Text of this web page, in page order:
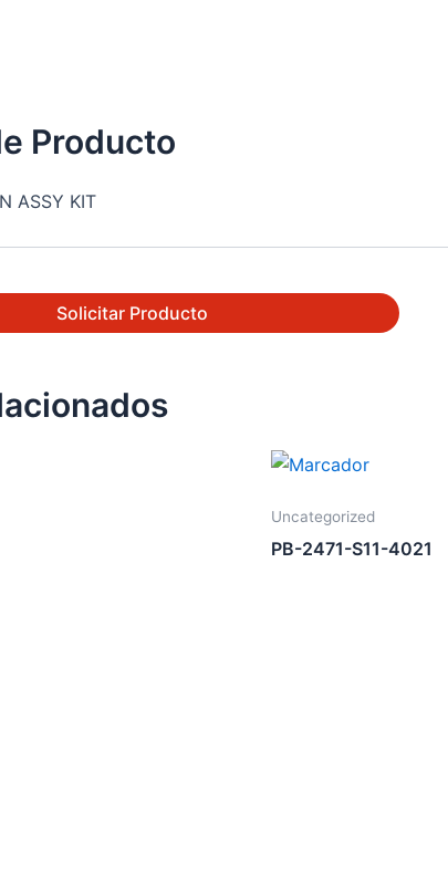
Producto
ASSY KIT
Solicitar Producto
Uncategorized
PB-2471-S11-4021